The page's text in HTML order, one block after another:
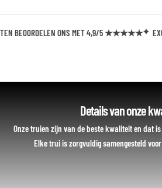
BEOORDELEN ONS MET 4,9/5 ★★★★★
Details van onze
Onze truien zijn van de beste kwaliteit en dat
Elke trui is zorgvuldig samengesteld